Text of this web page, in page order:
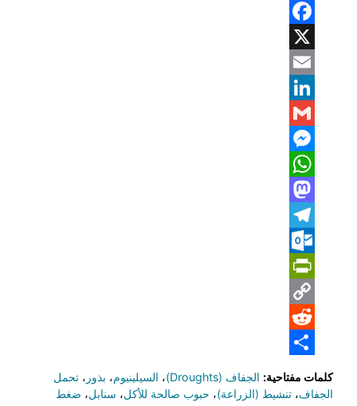
Facebook
X
Email
LinkedIn
Gmail
Messenger
WhatsApp
Mastodon
Telegram
Outlook.com
PrintFriendly
Copy
Link
Reddit
كلمات مفتاحية: الجفاف (Droughts) ، السيلينيوم، بذور ،تحمل
الجفاف،تنشيط (الزراعة)، حبوب صالحة للأكل، سنابل، ضغط